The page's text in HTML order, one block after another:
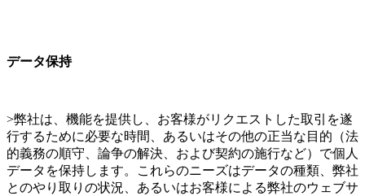
データ保持
>弊社は、機能を提供し、お客様がリクエストした取引を遂
行するために必要な時間、あるいはその他の正当な目的（法
的義務の順守、論争の解決、および契約の施行など）で個人
データを保持します。これらのニーズはデータの種類、弊社
とのやり取りの状況、あるいはお客様による弊社のウェブサ